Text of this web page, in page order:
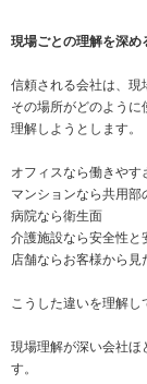
現場ごとの理解を深め
信頼される会社は、現
その場所がどのよう
理解しようとします。
オフィスなら働きやす
マンションなら共用部
病院なら衛生面
介護施設なら安全性と
店舗ならお客様から見
こうした違いを理解し
現場理解が深い会社ほ
す。